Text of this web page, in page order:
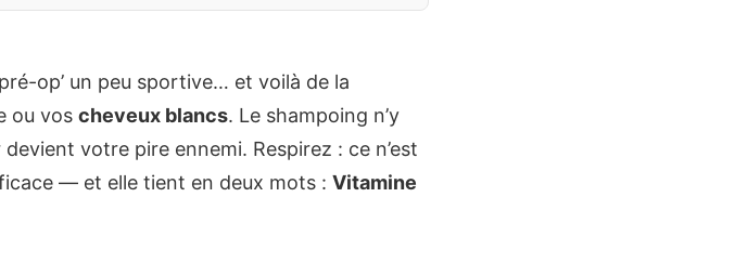
op’ un peu sportive… et voilà de la
ou vos cheveux blancs. Le shampoing n’y
devient votre pire ennemi. Respirez : ce n’est
— et elle tient en deux mots : Vitamine